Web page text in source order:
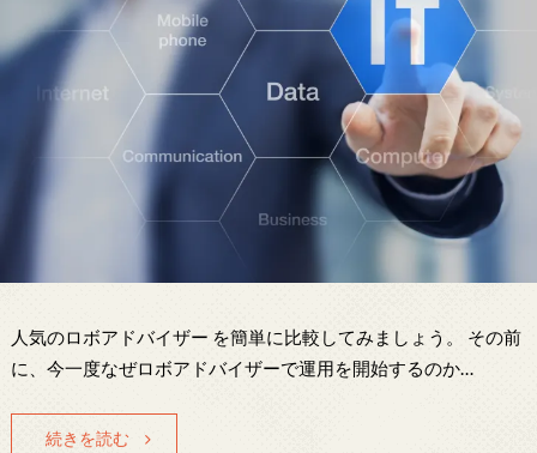
人気のロボアドバイザー を簡単に比較してみましょう。 その前
に、今一度なぜロボアドバイザーで運用を開始するのか…
続きを読む